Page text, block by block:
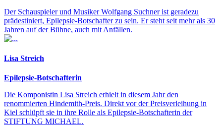
Der Schauspieler und Musiker Wolfgang Suchner ist geradezu
prädestiniert, Epilepsie-Botschafter zu sein. Er steht seit mehr als 30
Jahren auf der Bühne, auch mit Anfällen.
Lisa Streich
Epilepsie-Botschafterin
Die Komponistin Lisa Streich erhielt in diesem Jahr den
renommierten Hindemith-Preis. Direkt vor der Preisverleihung in
Kiel schlüpft sie in ihre Rolle als Epilepsie-Botschafterin der
STIFTUNG MICHAEL.